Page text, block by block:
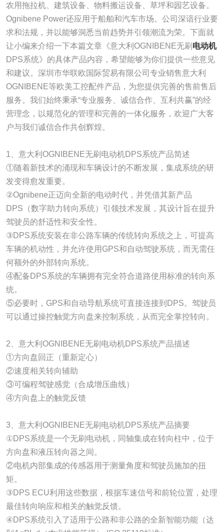
农用拖拉机、建筑设备、物料搬运设备、草坪和园艺设备。
Ognibene Power还应用于船舶和汽车市场。公司深谙行业要
求和法规，并以能够洞悉当前趋势并引领潮流为荣。下面就
让小编来介绍一下本篇文章《意大利OGNIBENE无刷 电动机
DPS系统》的具体产品内容，希望能够为你们提供一些意见
和建议。深圳市华联欧国际贸易有限公司专业销售意大利
OGNIBENE等欧美工控配件产品，为您提供完善的售前售后
服务。我们始终秉承“专业服务、诚信合作、互利共赢”的经
营理念，以规范化的管理和完善的一体化服务，欢迎广大客
户与我们诚信合作共创辉煌。
1、意大利OGNIBENE无刷电动机DPS系统产品简述
①随着新技术的涌现和车辆设计的不断发展，集成系统的研
发变得愈发重要。
②Ognibene正迈向全新的电动时代，并凭借其新产品
DPS（数字助力转向系统）引领技术发展，其设计旨在提升
驾驶员的舒适性和安全性。
③DPS系统安装在非公路车辆的传统转向系统之上，可提高
车辆的机动性，并允许使用GPS和自动驾驶系统，而无需任
何额外的外部转向系统。
④配备DPS系统的车辆拥有完全符合道路使用标准的转向系
统。
⑤必要时，GPS和自动导航系统可直接连接到DPS。驾驶员
可以通过操控触觉方向盘来控制系统，从而完全掌控转向。
2、意大利OGNIBENE无刷电动机DPS系统产品描述
①方向盘回正（重新定心）
②速度相关转向辅助
③可编程驾驶感觉（合成增压曲线）
④方向盘上的触觉反馈
3、意大利OGNIBENE无刷电动机DPS系统产品摘要
①DPS系统是一个无刷电动机，同轴集成在转向柱中，位于
方向盘和液压转向器之间。
②电机内部集成的传感器用于测量角度和驾驶员施加的扭
矩。
③DPS ECU利用这些数据，根据车速信号和前轮位置，处理
最佳转向响应和相关的触觉反馈。
④DPS系统引入了适用于公路和非公路的全新智能功能（达